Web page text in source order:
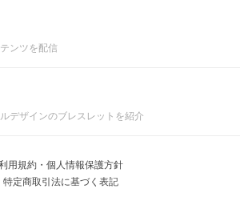
ンツを配信
デザインのブレスレットを紹介
用規約・個人情報保護方針
特定商取引法に基づく表記